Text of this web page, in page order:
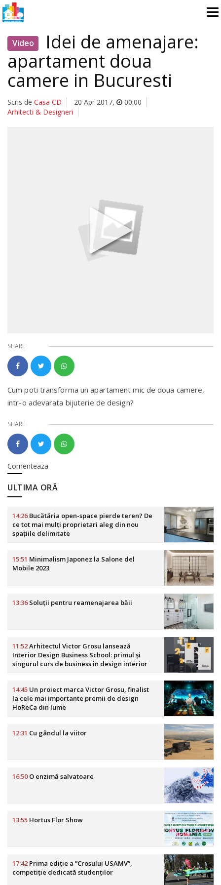
Video Idei de amenajare:
apartament doua
camere in Bucuresti
Scris de Casa CD 20 Apr 2017,
00:00
Arhitecti & Designeri
SHARE
Cum poti transforma un apartament mic de doua camere,
intr-o adevarata bijuterie de design?
SHARE
Comenteaza
ULTIMA ORĂ
14:26Bucătăria open-space pierde teren? De
ce tot mai mulți proprietari aleg din nou
spațiile delimitate
15:51 Minimalism Japonez la Salone del
Mobile 2023
13:36Soluții pentru reamenajarea băii
11:52Arhitectul Victor Grosu lansează
Interior Design Business School: primul și
singurul curs de business în design interior
din România
14:45 Un proiect marca Victor Grosu, finalist
la cele mai importante premii de design
HoReCa din lume
12:31 Cu gândul la viitor
16:50O enzimă salvatoare
13:55 Hortus Flor Show
17:42 Prima ediție a ”Crosului USAMV”,
competiție dedicată studenților